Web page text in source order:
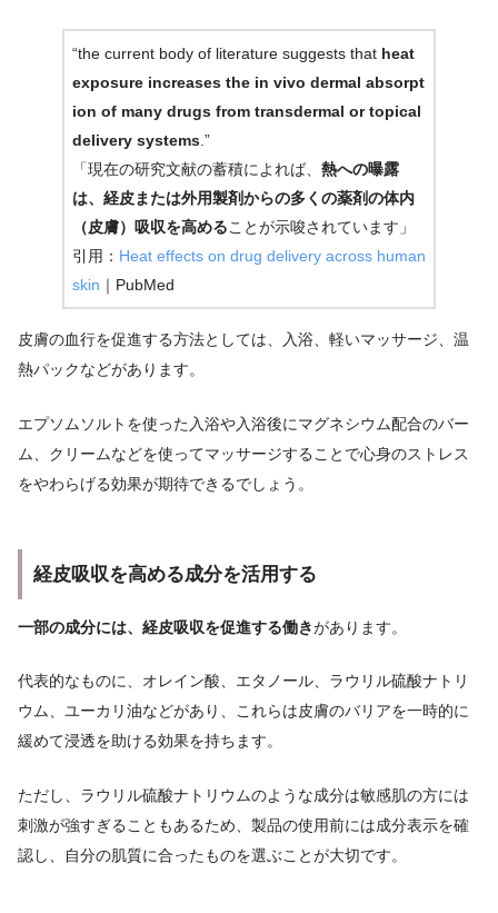
“the current body of literature suggests that heat
exposure increases the in vivo dermal absorpt
ion of many drugs from transdermal or topical
delivery systems .”
「現在の研究文献の蓄積によれば、 熱への曝露
は、経皮または外用製剤からの多くの薬剤の体内
（皮膚）吸収を高めることが示唆されています」
引用： Heat effects on drug delivery across human
skin ｜PubMed
皮膚の血行を促進する方法としては、入浴、軽いマッサージ、温
熱パックなどがあります。
エプソムソルトを使った入浴や入浴後にマグネシウム配合のバー
ム、クリームなどを使ってマッサージすることで心身のストレス
をやわらげる効果が期待できるでしょう。
経皮吸収を高める成分を活用する
一部の成分には、経皮吸収を促進する働きがあります。
代表的なものに、オレイン酸、エタノール、ラウリル硫酸ナトリ
ウム、ユーカリ油などがあり、これらは皮膚のバリアを一時的に
緩めて浸透を助ける効果を持ちます。
ただし、ラウリル硫酸ナトリウムのような成分は敏感肌の方には
刺激が強すぎることもあるため、製品の使用前には成分表示を確
認し、自分の肌質に合ったものを選ぶことが大切です。